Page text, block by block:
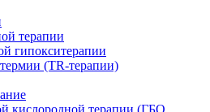
терапии
гипокситерапии
(TR-терапии)
кислородной терапии (ГБО,